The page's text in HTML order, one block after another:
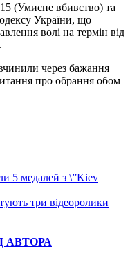
(Умисне вбивство) та
України, що
волі на термін від
через бажання
про обрання обом
5 медалей з \”Kiev
три відеоролики
АВТОРА